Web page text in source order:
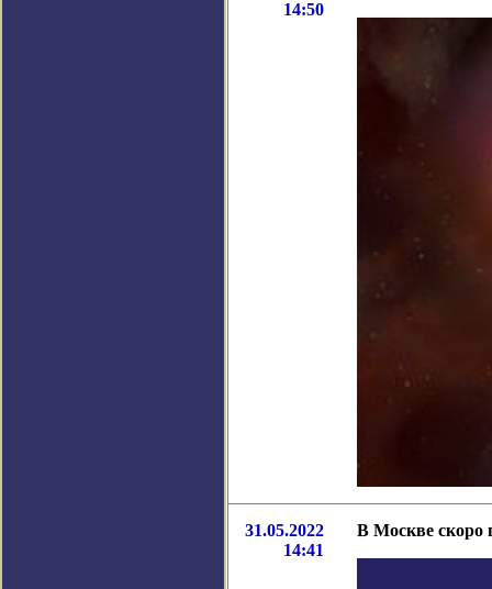
14:50
31.05.2022
14:41
В Москве скоро